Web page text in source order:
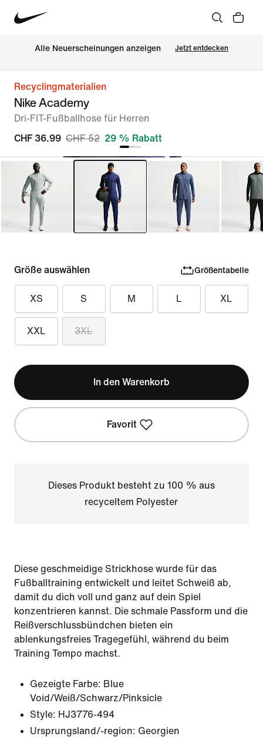
Alle Neuerscheinungen anzeigen Jetzt entdecken
Recyclingmaterialien
Nike Academy
Dri-FIT-Fußballhose für Herren
CHF 36.99 CHF 52 29 % Rabatt
Größe auswählen Größentabelle
XS S M L XL
XXL 3XL
In den Warenkorb
Favorit
Dieses Produkt besteht zu 100 % aus
recyceltem Polyester
Diese geschmeidige Strickhose wurde für das
Fußballtraining entwickelt und leitet Schweiß ab,
damit du dich voll und ganz auf dein Spiel
konzentrieren kannst. Die schmale Passform und die
Reißverschlussbündchen bieten ein
ablenkungsfreies Tragegefühl, während du beim
Training Tempo machst.
Gezeigte Farbe: Blue
Void/Weiß/Schwarz/Pinksicle
Style: HJ3776-494
Ursprungsland/-region: Georgien